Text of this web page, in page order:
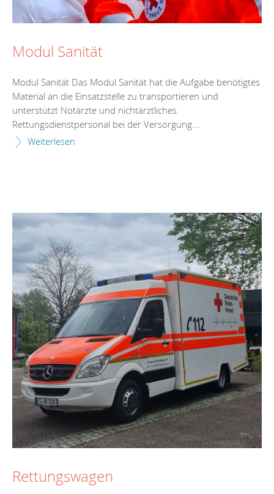
Modul Sanität
Modul Sanität Das Modul Sanität hat die Aufgabe benötigtes
Material an die Einsatzstelle zu transportieren und
unterstützt Notärzte und nichtärztliches
Rettungsdienstpersonal bei der Versorgung...
Weiterlesen
Rettungswagen